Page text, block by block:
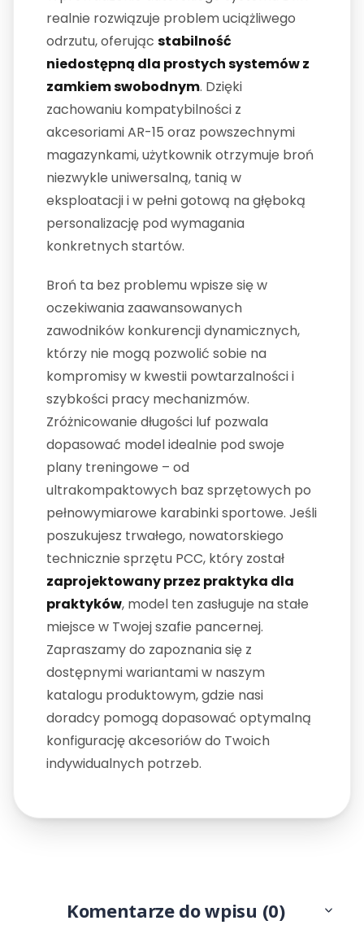
realnie rozwiązuje problem uciążliwego
odrzutu, oferując stabilność
niedostępną dla prostych systemów z
zamkiem swobodnym. Dzięki
zachowaniu kompatybilności z
akcesoriami AR-15 oraz powszechnymi
magazynkami, użytkownik otrzymuje broń
niezwykle uniwersalną, tanią w
eksploatacji i w pełni gotową na głęboką
personalizację pod wymagania
konkretnych startów.
Broń ta bez problemu wpisze się w
oczekiwania zaawansowanych
zawodników konkurencji dynamicznych,
którzy nie mogą pozwolić sobie na
kompromisy w kwestii powtarzalności i
szybkości pracy mechanizmów.
Zróżnicowanie długości luf pozwala
dopasować model idealnie pod swoje
plany treningowe – od
ultrakompaktowych baz sprzętowych po
pełnowymiarowe karabinki sportowe. Jeśli
poszukujesz trwałego, nowatorskiego
technicznie sprzętu PCC, który został
zaprojektowany przez praktyka dla
praktyków, model ten zasługuje na stałe
miejsce w Twojej szafie pancernej.
Zapraszamy do zapoznania się z
dostępnymi wariantami w naszym
katalogu produktowym, gdzie nasi
doradcy pomogą dopasować optymalną
konfigurację akcesoriów do Twoich
indywidualnych potrzeb.
Komentarze do wpisu (0)